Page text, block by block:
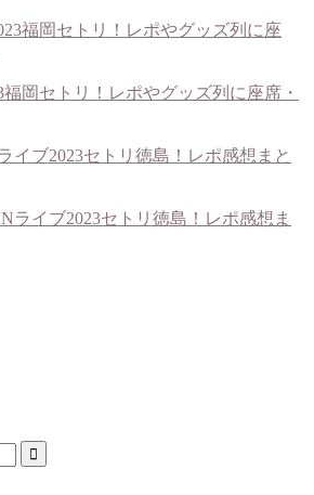
福岡セトリ！レポやグッズ列に座席・
イブ2023セトリ徳島！レポ感想まと